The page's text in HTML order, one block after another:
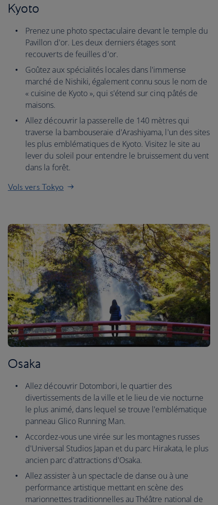
Kyoto
Prenez une photo spectaculaire devant le temple du
Pavillon d'or. Les deux derniers étages sont
recouverts de feuilles d'or.
Goûtez aux spécialités locales dans l'immense
marché de Nishiki, également connu sous le nom de
« cuisine de Kyoto », qui s'étend sur cinq pâtés de
maisons.
Allez découvrir la passerelle de 140 mètres qui
traverse la bambouseraie d'Arashiyama, l'un des sites
les plus emblématiques de Kyoto. Visitez le site au
lever du soleil pour entendre le bruissement du vent
dans la forêt.
Vols vers Tokyo
Osaka
Allez découvrir Dotombori, le quartier des
divertissements de la ville et le lieu de vie nocturne
le plus animé, dans lequel se trouve l'emblématique
panneau Glico Running Man.
Accordez-vous une virée sur les montagnes russes
d'Universal Studios Japan et du parc Hirakata, le plus
ancien parc d'attractions d'Osaka.
Allez assister à un spectacle de danse ou à une
performance artistique mettant en scène des
marionnettes traditionnelles au Théâtre national de